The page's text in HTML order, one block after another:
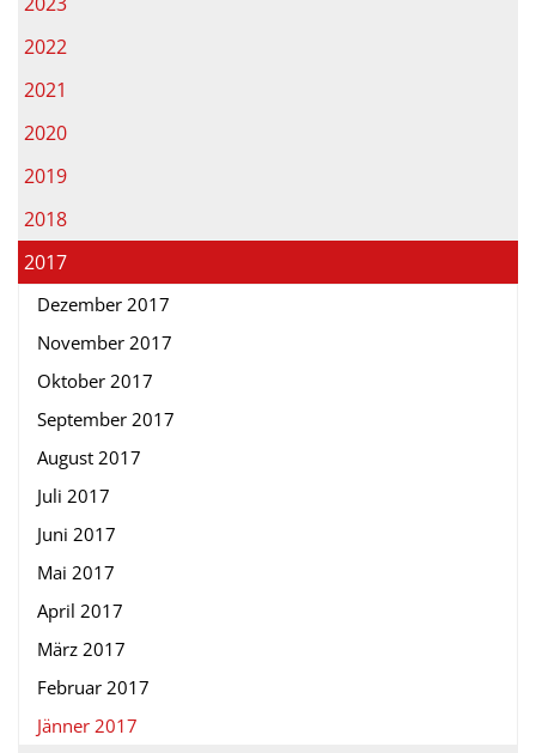
2022
2021
2020
2019
2018
2017
Dezember 2017
November 2017
Oktober 2017
September 2017
August 2017
Juli 2017
Juni 2017
Mai 2017
April 2017
März 2017
Februar 2017
Jänner 2017